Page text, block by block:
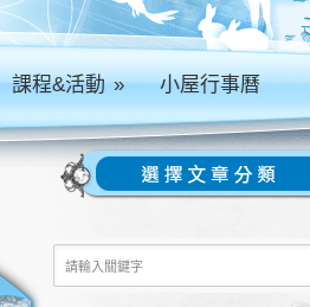
課程&活動» 小屋行事曆